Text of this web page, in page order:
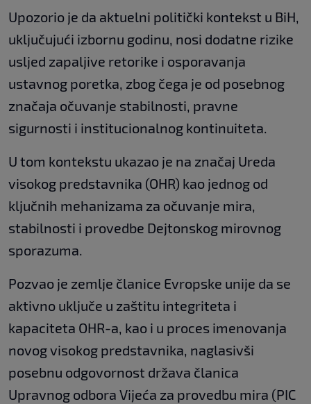
Upozorio je da aktuelni politički kontekst u BiH,
uključujući izbornu godinu, nosi dodatne rizike
usljed zapaljive retorike i osporavanja
ustavnog poretka, zbog čega je od posebnog
značaja očuvanje stabilnosti, pravne
sigurnosti i institucionalnog kontinuiteta.
U tom kontekstu ukazao je na značaj Ureda
visokog predstavnika (OHR) kao jednog od
ključnih mehanizama za očuvanje mira,
stabilnosti i provedbe Dejtonskog mirovnog
sporazuma.
Pozvao je zemlje članice Evropske unije da se
aktivno uključe u zaštitu integriteta i
kapaciteta OHR-a, kao i u proces imenovanja
novog visokog predstavnika, naglasivši
posebnu odgovornost država članica
Upravnog odbora Vijeća za provedbu mira (PIC